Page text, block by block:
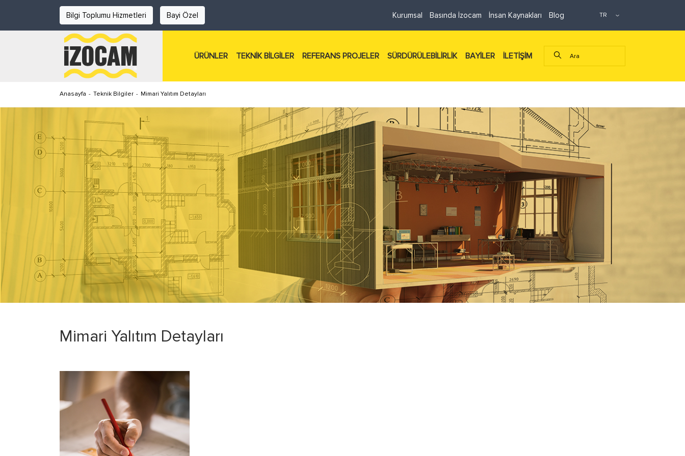
Bilgi Toplumu Hizmetleri Bayi Özel Kurumsal Basında İzocam İnsan Kaynakları Blog
ÜRÜNLER TEKNİK BİLGİLER REFERANS PROJELER SÜRDÜRÜLEBİLİRLİK BAYİLER İLETİŞİM
Anasayfa - Teknik Bilgiler - Mimari Yalıtım Detayları
Mimari Yalıtım Detayları